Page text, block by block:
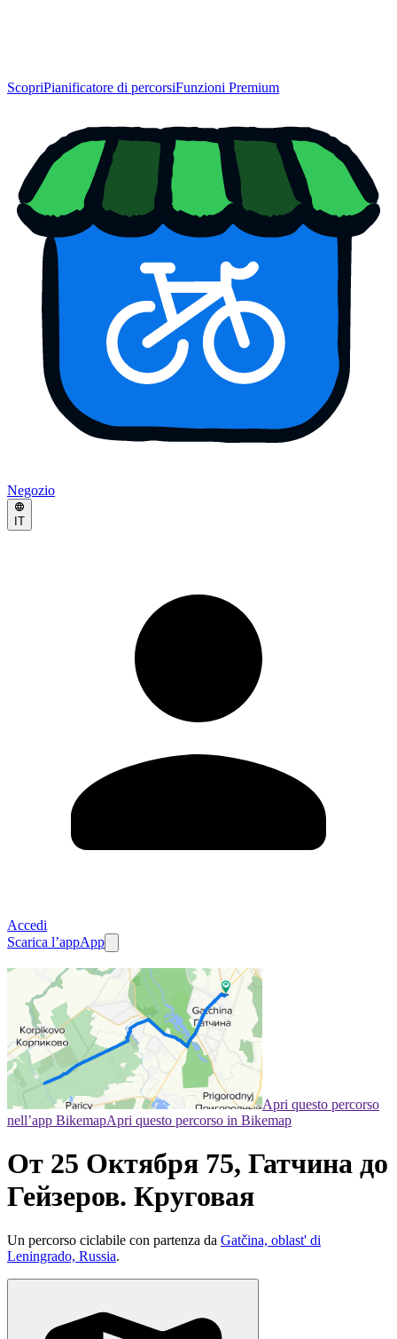
ScopriPianificatore di percorsiFunzioni Premium
Negozio
IT
Accedi
Scarica l’appApp
Apri questo percorso
nell’app BikemapApri questo percorso in Bikemap
От 25 Октября 75, Гатчина до
Гейзеров. Круговая
Un percorso ciclabile con partenza da Gatčina, oblast' di
Leningrado, Russia.